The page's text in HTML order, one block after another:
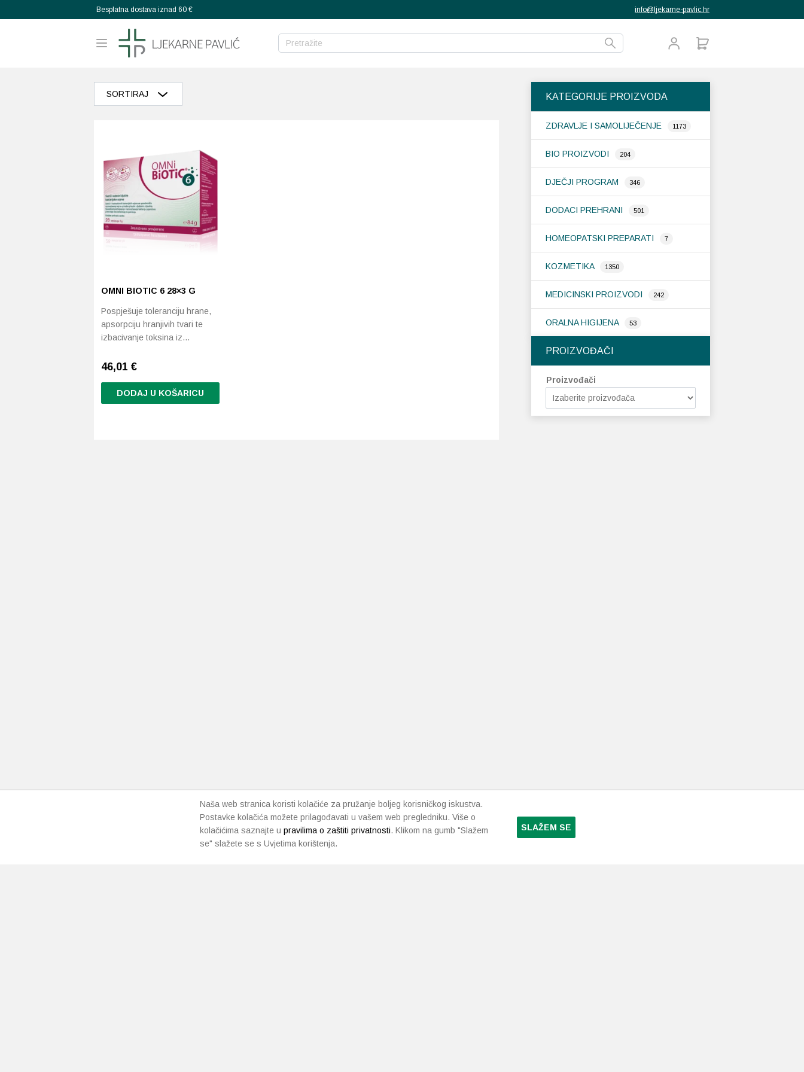
Besplatna dostava iznad 60 € info@ljekarne-pavlic.hr
KATEGORIJE PROIZVODA
ZDRAVLJE I SAMOLIJEČENJE 1173
BIO PROIZVODI 204
DJEČJI PROGRAM 346
DODACI PREHRANI 501
HOMEOPATSKI PREPARATI 7
KOZMETIKA 1350
MEDICINSKI PROIZVODI 242
ORALNA HIGIJENA 53
PROIZVOĐAČI
Proizvođači
SORTIRAJ
Razvrstaj po prosječnoj ocjeni
Poredaj od zadnjeg
Razvrstaj po cijeni: manje do veće
Razvrstaj po cijeni: veće do manje
OMNI BIOTIC 6 28×3 G
Pospješuje toleranciju hrane,
apsorpciju hranjivih tvari te
izbacivanje toksina iz…
46,01 €
DODAJ U KOŠARICU
Naša web stranica koristi kolačiće za pružanje boljeg korisničkog iskustva.
Postavke kolačića možete prilagođavati u vašem web pregledniku. Više o
kolačićima saznajte u pravilima o zaštiti privatnosti. Klikom na gumb "Slažem
se" slažete se s Uvjetima korištenja.
SLAŽEM SE